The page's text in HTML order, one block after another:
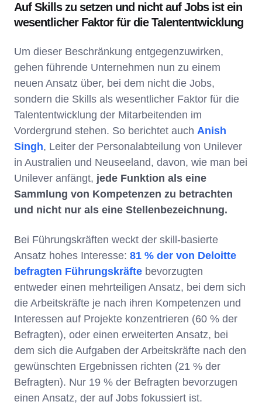
Auf Skills zu setzen und nicht auf Jobs ist ein
wesentlicher Faktor für die Talententwicklung
Um dieser Beschränkung entgegenzuwirken,
gehen führende Unternehmen nun zu einem
neuen Ansatz über, bei dem nicht die Jobs,
sondern die Skills als wesentlicher Faktor für die
Talententwicklung der Mitarbeitenden im
Vordergrund stehen. So berichtet auch Anish
Singh, Leiter der Personalabteilung von Unilever
in Australien und Neuseeland, davon, wie man bei
Unilever anfängt, jede Funktion als eine
Sammlung von Kompetenzen zu betrachten
und nicht nur als eine Stellenbezeichnung.
Bei Führungskräften weckt der skill-basierte
Ansatz hohes Interesse: 81 % der von Deloitte
befragten Führungskräfte bevorzugten
entweder einen mehrteiligen Ansatz, bei dem sich
die Arbeitskräfte je nach ihren Kompetenzen und
Interessen auf Projekte konzentrieren (60 % der
Befragten), oder einen erweiterten Ansatz, bei
dem sich die Aufgaben der Arbeitskräfte nach den
gewünschten Ergebnissen richten (21 % der
Befragten). Nur 19 % der Befragten bevorzugen
einen Ansatz, der auf Jobs fokussiert ist.